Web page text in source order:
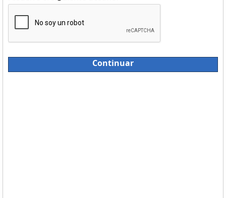
Continuar